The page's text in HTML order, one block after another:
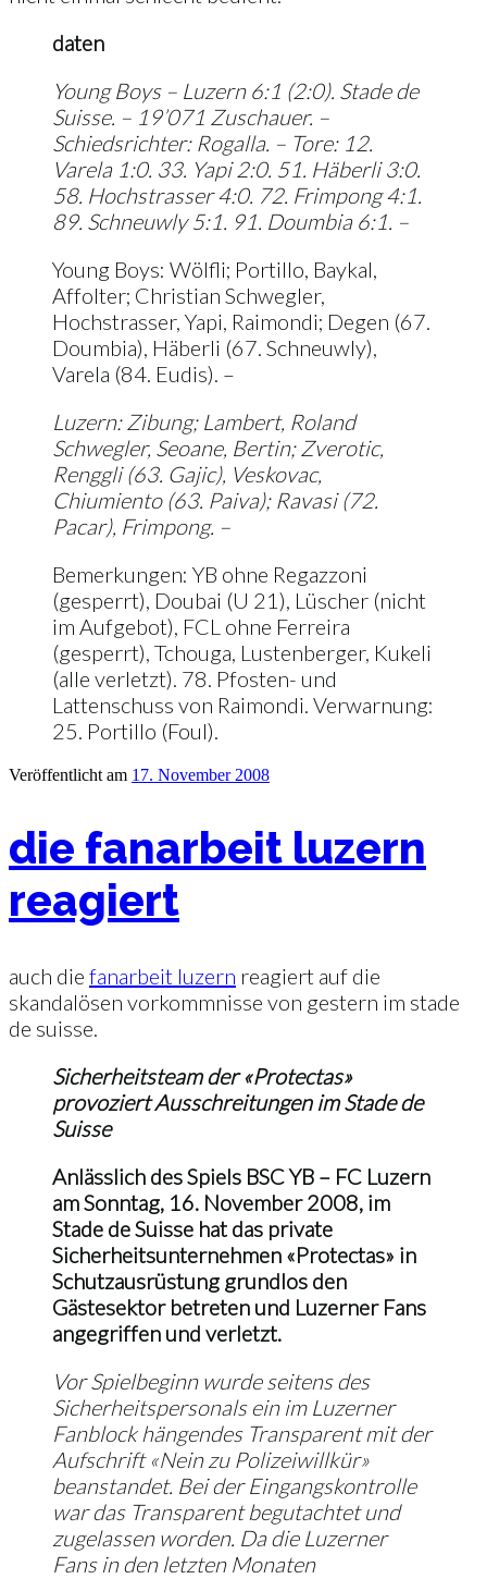
daten
Young Boys – Luzern 6:1 (2:0). Stade de
Suisse. – 19’071 Zuschauer. –
Schiedsrichter: Rogalla. – Tore: 12.
Varela 1:0. 33. Yapi 2:0. 51. Häberli 3:0.
58. Hochstrasser 4:0. 72. Frimpong 4:1.
89. Schneuwly 5:1. 91. Doumbia 6:1. –
Young Boys: Wölfli; Portillo, Baykal,
Affolter; Christian Schwegler,
Hochstrasser, Yapi, Raimondi; Degen (67.
Doumbia), Häberli (67. Schneuwly),
Varela (84. Eudis). –
Luzern: Zibung; Lambert, Roland
Schwegler, Seoane, Bertin; Zverotic,
Renggli (63. Gajic), Veskovac,
Chiumiento (63. Paiva); Ravasi (72.
Pacar), Frimpong. –
Bemerkungen: YB ohne Regazzoni
(gesperrt), Doubai (U 21), Lüscher (nicht
im Aufgebot), FCL ohne Ferreira
(gesperrt), Tchouga, Lustenberger, Kukeli
(alle verletzt). 78. Pfosten- und
Lattenschuss von Raimondi. Verwarnung:
25. Portillo (Foul).
Veröffentlicht am 17. November 2008
die fanarbeit luzern
reagiert
auch die fanarbeit luzern reagiert auf die
skandalösen vorkommnisse von gestern im stade
de suisse.
Sicherheitsteam der «Protectas»
provoziert Ausschreitungen im Stade de
Suisse
Anlässlich des Spiels BSC YB – FC Luzern
am Sonntag, 16. November 2008, im
Stade de Suisse hat das private
Sicherheitsunternehmen «Protectas» in
Schutzausrüstung grundlos den
Gästesektor betreten und Luzerner Fans
angegriffen und verletzt.
Vor Spielbeginn wurde seitens des
Sicherheitspersonals ein im Luzerner
Fanblock hängendes Transparent mit der
Aufschrift «Nein zu Polizeiwillkür»
beanstandet. Bei der Eingangskontrolle
war das Transparent begutachtet und
zugelassen worden. Da die Luzerner
Fans in den letzten Monaten